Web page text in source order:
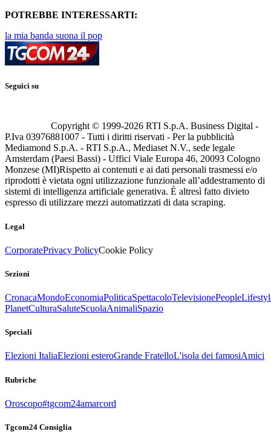
POTREBBE INTERESSARTI:
la mia banda suona il pop
Seguici su
Copyright © 1999-2026 RTI S.p.A. Business Digital -
P.Iva 03976881007 - Tutti i diritti riservati - Per la pubblicità
Mediamond S.p.A. - RTI S.p.A., Mediaset N.V., sede legale
Amsterdam (Paesi Bassi) - Uffici Viale Europa 46, 20093 Cologno
Monzese (MI)Rispetto ai contenuti e ai dati personali trasmessi e/o
riprodotti è vietata ogni utilizzazione funzionale all’addestramento di
sistemi di intelligenza artificiale generativa. È altresì fatto divieto
espresso di utilizzare mezzi automatizzati di data scraping.
Legal
CorporatePrivacy PolicyCookie Policy
Sezioni
CronacaMondoEconomiaPoliticaSpettacoloTelevisionePeople
PlanetCulturaSaluteScuolaAnimaliSpazio
Speciali
Elezioni ItaliaElezioni esteroGrande FratelloL'isola dei famosiAmici
Rubriche
Oroscopo#tgcom24amarcord
Tgcom24 Consiglia